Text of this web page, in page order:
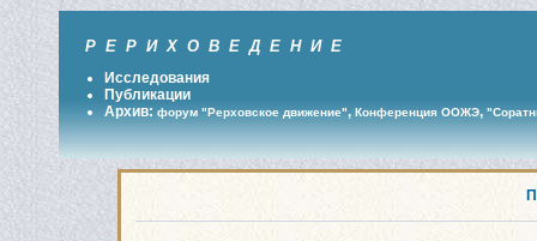
Р Е Р И Х О В Е Д Е Н И Е
Исследования
Публикации
Архив: форум "Рерховское движение", Конференция ООЖЭ,